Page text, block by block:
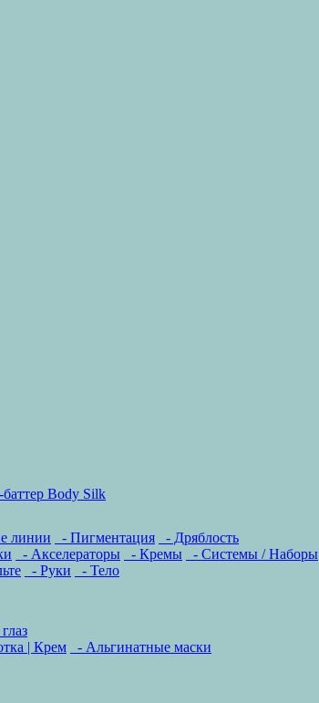
Body Silk
линии - Пигментация
- Дряблость
- Акселераторы - Кремы - Системы / Наборы
- Руки
- Тело
| Крем
- Альгинатные маски